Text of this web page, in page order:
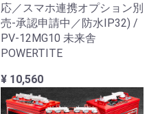
応／スマホ連携オプション別
売-承認申請中／防水IP32) /
PV-12MG10 未来舎
POWERTITE
¥ 10,560